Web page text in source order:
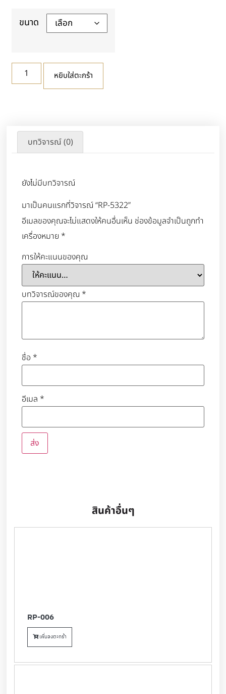
ขนาด
หยิบใส่ตะกร้า
บทวิจารณ์ (0)
ยังไม่มีบทวิจารณ์
มาเป็นคนแรกที่วิจารณ์ “RP-5322”
อีเมลของคุณจะไม่แสดงให้คนอื่นเห็น ช่องข้อมูลจำเป็นถูกทำ
เครื่องหมาย *
การให้คะแนนของคุณ
บทวิจารณ์ของคุณ *
ชื่อ *
อีเมล *
สินค้าอื่นๆ
RP-006
เพิ่มลงตะกร้า